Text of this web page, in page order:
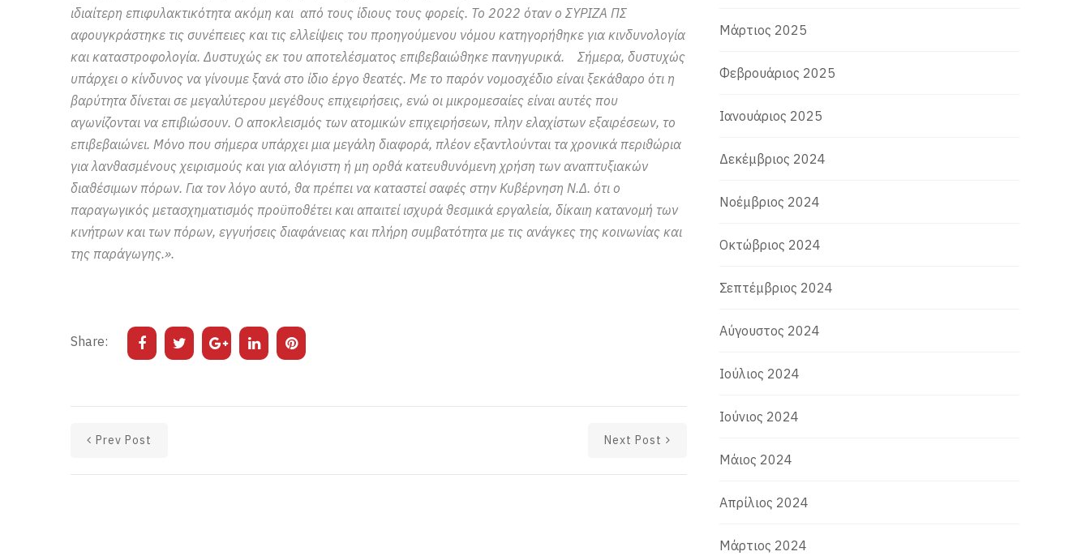
ιδιαίτερη επιφυλακτικότητα ακόμη και από τους ίδιους τους φορείς. Το 2022 όταν ο ΣΥΡΙΖΑ ΠΣ
αφουγκράστηκε τις συνέπειες και τις ελλείψεις του προηγούμενου νόμου κατηγορήθηκε για κινδυνολογία
και καταστροφολογία. Δυστυχώς εκ του αποτελέσματος επιβεβαιώθηκε πανηγυρικά. Σήμερα, δυστυχώς
υπάρχει ο κίνδυνος να γίνουμε ξανά στο ίδιο έργο θεατές. Με το παρόν νομοσχέδιο είναι ξεκάθαρο ότι η
βαρύτητα δίνεται σε μεγαλύτερου μεγέθους επιχειρήσεις, ενώ οι μικρομεσαίες είναι αυτές που
αγωνίζονται να επιβιώσουν. Ο αποκλεισμός των ατομικών επιχειρήσεων, πλην ελαχίστων εξαιρέσεων, το
επιβεβαιώνει. Μόνο που σήμερα υπάρχει μια μεγάλη διαφορά, πλέον εξαντλούνται τα χρονικά περιθώρια
για λανθασμένους χειρισμούς και για αλόγιστη ή μη ορθά κατευθυνόμενη χρήση των αναπτυξιακών
διαθέσιμων πόρων. Για τον λόγο αυτό, θα πρέπει να καταστεί σαφές στην Κυβέρνηση Ν.Δ. ότι ο
παραγωγικός μετασχηματισμός προϋποθέτει και απαιτεί ισχυρά θεσμικά εργαλεία, δίκαιη κατανομή των
κινήτρων και των πόρων, εγγυήσεις διαφάνειας και πλήρη συμβατότητα με τις ανάγκες της κοινωνίας και
της παράγωγης.».
Share:
Prev Post Next Post
Μάρτιος 2025
Φεβρουάριος 2025
Ιανουάριος 2025
Δεκέμβριος 2024
Νοέμβριος 2024
Οκτώβριος 2024
Σεπτέμβριος 2024
Αύγουστος 2024
Ιούλιος 2024
Ιούνιος 2024
Μάιος 2024
Απρίλιος 2024
Μάρτιος 2024